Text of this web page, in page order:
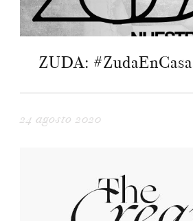
ZUDA: #ZudaEnCasa
24 agosto 2020